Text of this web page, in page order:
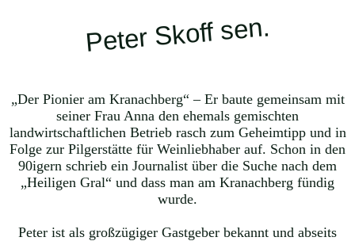
Peter Skoff sen.
„Der Pionier am Kranachberg“ – Er baute gemeinsam mit
seiner Frau Anna den ehemals gemischten
landwirtschaftlichen Betrieb rasch zum Geheimtipp und in
Folge zur Pilgerstätte für Weinliebhaber auf. Schon in den
90igern schrieb ein Journalist über die Suche nach dem
„Heiligen Gral“ und dass man am Kranachberg fündig
wurde.
Peter ist als großzügiger Gastgeber bekannt und abseits